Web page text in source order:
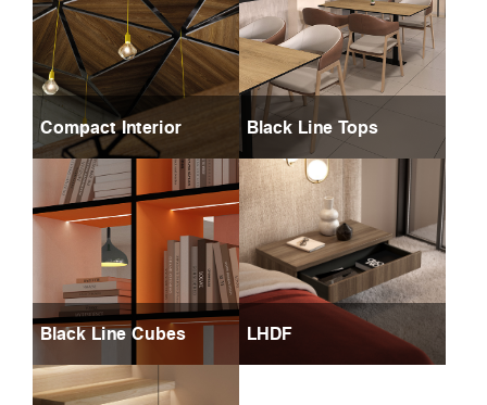
Compact Interior Black Line Tops
Black Line Cubes LHDF